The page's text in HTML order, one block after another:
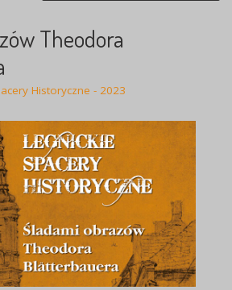
Theodora
Historyczne - 2023